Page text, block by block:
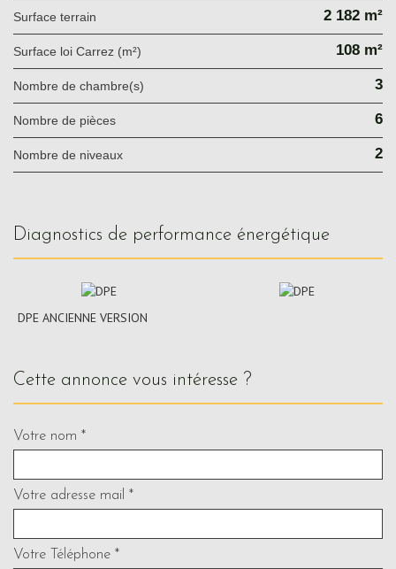
surface terrain 2 182 m²
Surface loi Carrez (m²) 108 m²
Nombre de chambre(s) 3
Nombre de pièces 6
Nombre de niveaux 2
diagnostics de performance énergétique
DPE ANCIENNE VERSION
cette annonce vous intéresse ?
Votre nom *
Votre adresse mail *
Votre Téléphone *